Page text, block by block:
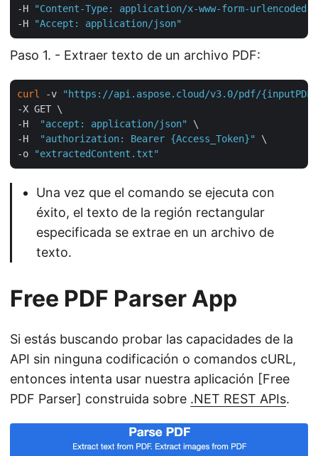
-H
"Content-Type: application/x-www-form-urlencoded"
-H
"Accept: application/json"
Paso 1. - Extraer texto de un archivo PDF:
curl -v
"https://api.aspose.cloud/v3.0/pdf/{inputPDF}/
-X GET \
-H
"accept: application/json"
\
-H
"authorization: Bearer {Access_Token}"
\
-o
"extractedContent.txt"
Una vez que el comando se ejecuta con
éxito, el texto de la región rectangular
especificada se extrae en un archivo de
texto.
Free PDF Parser App
Si estás buscando probar las capacidades de la
API sin ninguna codificación o comandos cURL,
entonces intenta usar nuestra aplicación [Free
PDF Parser] construida sobre .NET REST APIs.